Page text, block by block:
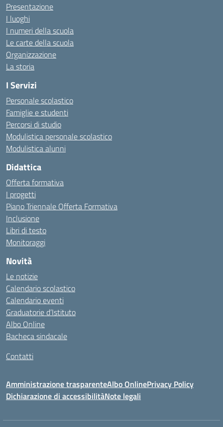
Presentazione
I luoghi
I numeri della scuola
Le carte della scuola
Organizzazione
La storia
I Servizi
Personale scolastico
Famiglie e studenti
Percorsi di studio
Modulistica personale scolastico
Modulistica alunni
Didattica
Offerta formativa
I progetti
Piano Triennale Offerta Formativa
Inclusione
Libri di testo
Monitoraggi
Novità
Le notizie
Calendario scolastico
Calendario eventi
Graduatorie d’Istituto
Albo Online
Bacheca sindacale
Contatti
Amministrazione trasparenteAlbo OnlinePrivacy Policy
Dichiarazione di accessibilitàNote legali